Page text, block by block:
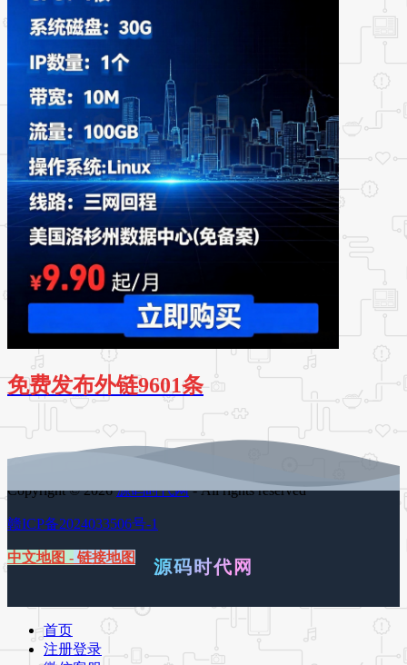
免费发布外链9601条
Copyright © 2026源码时代网- All rights reserved
赣ICP备2024033506号-1
中文地图 - 链接地图 源码时代网
首页
注册登录